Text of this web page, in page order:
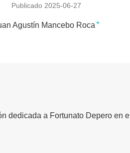
Publicado 2025-06-27
Agustín Mancebo Roca +
dedicada a Fortunato Depero en el